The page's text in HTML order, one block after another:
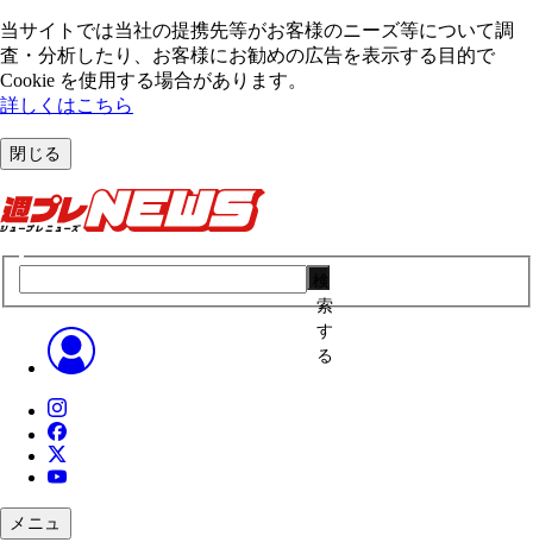
当サイトでは当社の提携先等がお客様のニーズ等について調
査・分析したり、お客様にお勧めの広告を表⽰する⽬的で
Cookie を使⽤する場合があります。
詳しくはこちら
閉じる
索
す
る
メニュ